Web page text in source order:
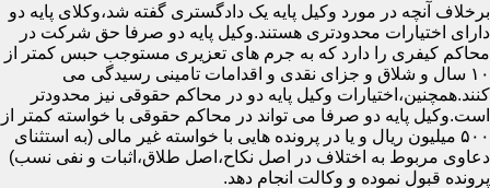
برخلاف آنچه در مورد وکیل پایه یک دادگستری گفته شد،وکلای پایه دو
دارای اختیارات محدودتری هستند.وکیل پایه دو صرفا حق شرکت در
محاکم کیفری را دارد که به جرم های تعزیری مستوجب حبس کمتر از
۱۰ سال و شلاق و جزای نقدی و اقدامات تامینی رسیدگی می
کنند.همچنین،اختیارات وکیل پایه دو در محاکم حقوقی نیز محدودتر
است.وکیل پایه دو صرفا می تواند در محاکم حقوقی با خواسته کمتر از
۵۰۰ میلیون ریال و یا در پرونده هایی با خواسته غیر مالی (به استثنای
دعاوی مربوط به اختلاف در اصل نکاح،اصل طلاق،اثبات و نفی نسب)
پرونده قبول نموده و وکالت انجام دهد.